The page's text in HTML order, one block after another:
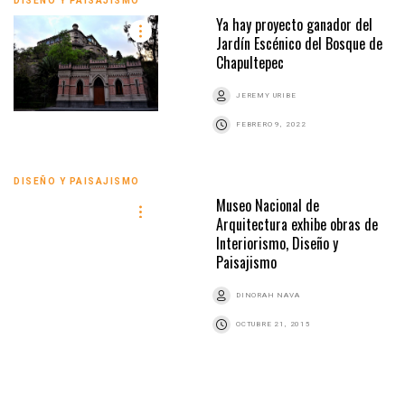
Ya hay proyecto ganador del
Jardín Escénico del Bosque de
Chapultepec
JEREMY URIBE
FEBRERO 9, 2022
DISEÑO Y PAISAJISMO
Museo Nacional de
Arquitectura exhibe obras de
Interiorismo, Diseño y
Paisajismo
DINORAH NAVA
OCTUBRE 21, 2015